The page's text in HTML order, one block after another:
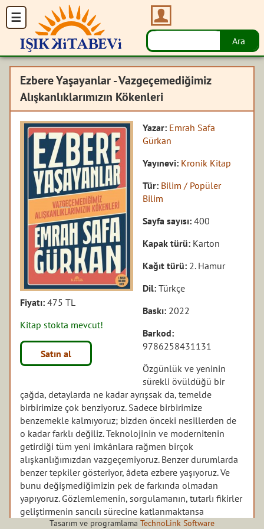
Ezbere Yaşayanlar - Vazgeçemediğimiz
Alışkanlıklarımızın Kökenleri
Fiyatı:475 TL
Kitap stokta mevcut!
Satın al
Yazar: Emrah Safa
Gürkan
Yayınevi: Kronik Kitap
Tür: Bilim / Popüler
Bilim
Sayfa sayısı:400
Kapak türü: Karton
Kağıt türü: 2. Hamur
Dil:Türkçe
Baskı: 2022
Barkod:
9786258431131
Özgünlük ve yeninin
sürekli övüldüğü bir
çağda, detaylarda ne kadar ayrışsak da, temelde
birbirimize çok benziyoruz. Sadece birbirimize
benzemekle kalmıyoruz; bizden önceki nesillerden de
o kadar farklı değiliz. Teknolojinin ve modernitenin
getirdiği tüm yeni imkânlara rağmen birçok
alışkanlığımızdan vazgeçemiyoruz. Benzer durumlarda
benzer tepkiler gösteriyor, âdeta ezbere yaşıyoruz. Ve
bunu değişmediğimizin pek de farkında olmadan
yapıyoruz. Gözlemlemenin, sorgulamanın, tutarlı fikirler
geliştirmenin sancılı sürecine katlanmaktansa
reklamvari sloganlarla özgünlüğü yakalayabileceğimizi
Tasarım ve programlama TechnoLink Software